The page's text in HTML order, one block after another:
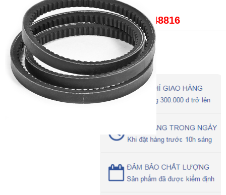
Giá bán: LH: 0979148816
Trạng thái: DÂY CUA ROA RĂNG
DÂY CUA ROA RĂNG